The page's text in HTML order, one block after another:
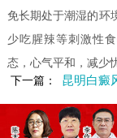
免长期处于潮湿的环
少吃腥辣等刺激性
态，心气平和，减少
下一篇：
昆明白癜